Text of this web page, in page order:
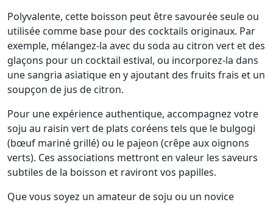
Polyvalente, cette boisson peut être savourée seule ou
utilisée comme base pour des cocktails originaux. Par
exemple, mélangez-la avec du soda au citron vert et des
glaçons pour un cocktail estival, ou incorporez-la dans
une sangria asiatique en y ajoutant des fruits frais et un
soupçon de jus de citron.
Pour une expérience authentique, accompagnez votre
soju au raisin vert de plats coréens tels que le bulgogi
(bœuf mariné grillé) ou le pajeon (crêpe aux oignons
verts). Ces associations mettront en valeur les saveurs
subtiles de la boisson et raviront vos papilles.
Que vous soyez un amateur de soju ou un novice